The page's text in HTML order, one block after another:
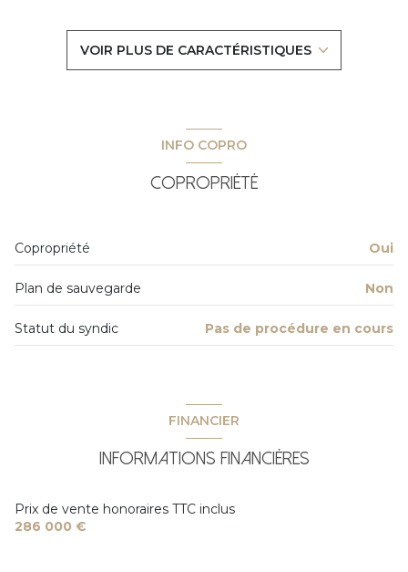
cuisine séparée (équipée)
Chauffage central : autre (autre)
6 étage(s)
visiophone
VOIR PLUS DE CARACTÉRISTIQUES
INFO COPRO
Copropriété
Copropriété Oui
Plan de sauvegarde Non
Statut du syndic Pas de procédure en cours
FINANCIER
Informations financières
Prix de vente honoraires TTC inclus
286 000 €